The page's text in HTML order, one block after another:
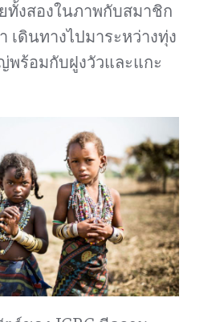
ทั้งสองในภาพกับสมาชิก
เดินทางไปมาระหว่างทุ่ง
พร้อมกับฝูงวัวและแกะ